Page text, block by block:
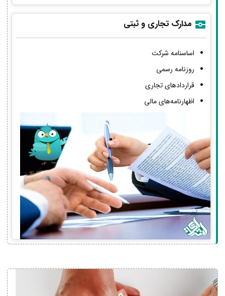
مدارک تجاری و ثبتی
اساسنامه شرکت
روزنامه رسمی
قراردادهای تجاری
اظهارنامه‌های مالی